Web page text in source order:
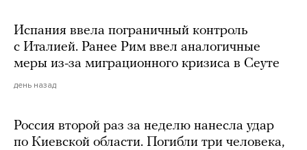
Испания ввела пограничный контроль
с Италией. Ранее Рим ввел аналогичные
меры из-за миграционного кризиса в Сеуте
день назад
Россия второй раз за неделю нанесла удар
по Киевской области. Погибли три человека,